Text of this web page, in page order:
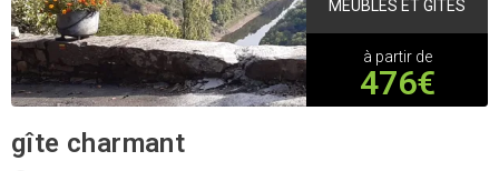
MEUBLÉS ET GÎTES
à partir de
476€
gîte charmant